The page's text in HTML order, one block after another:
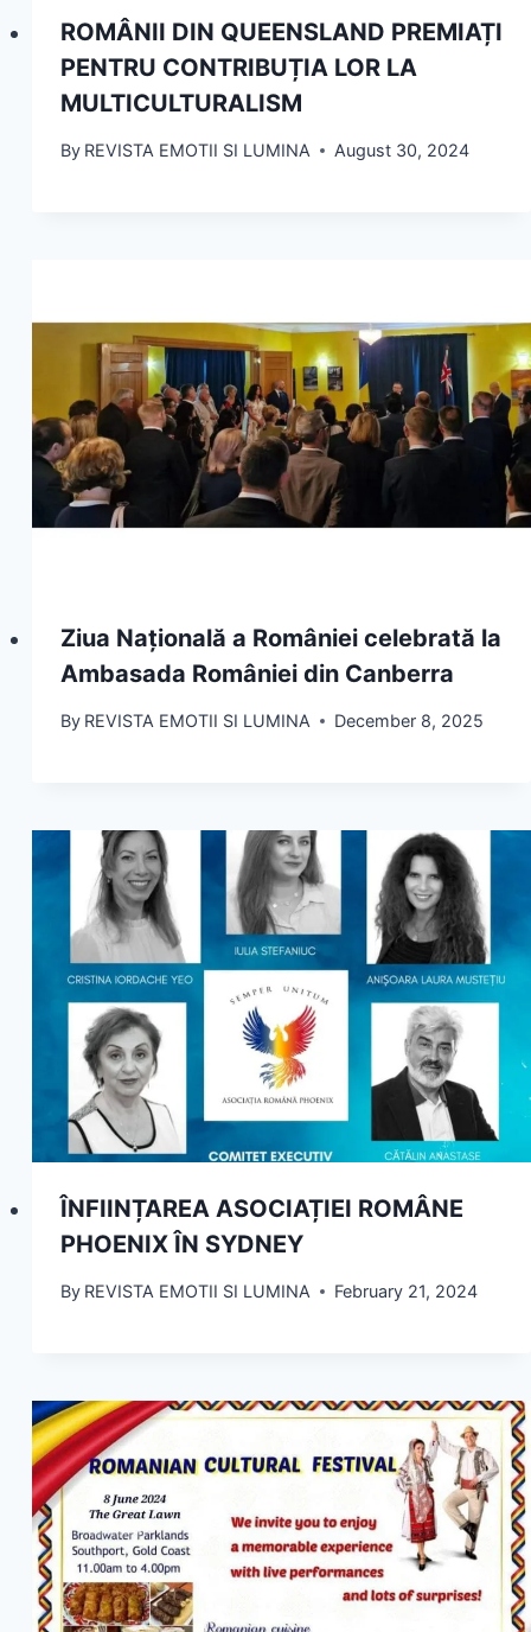
ROMÂNII DIN QUEENSLAND PREMIAȚI
PENTRU CONTRIBUȚIA LOR LA
MULTICULTURALISM
By REVISTA EMOTII SI LUMINA August 30, 2024
Ziua Națională a României celebrată la
Ambasada României din Canberra
By REVISTA EMOTII SI LUMINA December 8, 2025
ÎNFIINȚAREA ASOCIAȚIEI ROMÂNE
PHOENIX ÎN SYDNEY
By REVISTA EMOTII SI LUMINA February 21, 2024